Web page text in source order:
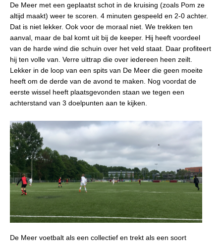
De Meer met een geplaatst schot in de kruising (zoals Pom ze
altijd maakt) weer te scoren. 4 minuten gespeeld en 2-0 achter.
Dat is niet lekker. Ook voor de moraal niet. We trekken ten
aanval, maar de bal komt uit bij de keeper. Hij heeft voordeel
van de harde wind die schuin over het veld staat. Daar profiteert
hij ten volle van. Verre uittrap die over iedereen heen zeilt.
Lekker in de loop van een spits van De Meer die geen moeite
heeft om de derde van de avond te maken. Nog voordat de
eerste wissel heeft plaatsgevonden staan we tegen een
achterstand van 3 doelpunten aan te kijken.
De Meer voetbalt als een collectief en trekt als een soort